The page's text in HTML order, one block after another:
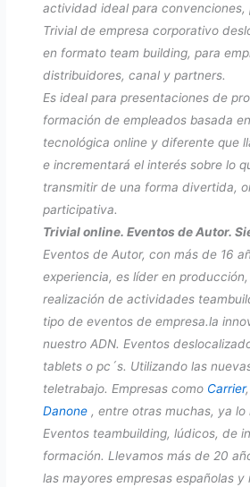
actividad ideal para convenciones,
Trivial de empresa corporativo
en formato team building, para
distribuidores, canal y partners.
Es ideal para presentaciones de
formación de empleados basada
tecnológica online y diferente que
e incrementará el interés sobre lo
transmitir de una forma divertida,
participativa.
Trivial online. Eventos de Autor.
Eventos de Autor, con más de 16
experiencia, es líder en
realización de actividades
tipo de eventos de empresa.la
nuestro ADN. Eventos
tablets o pc´s. Utilizando las
teletrabajo. Empresas como Carrier
Danone , entre otras muchas, ya lo
Eventos teambuilding, lúdicos, de
formación. Llevamos más de 20
las mayores empresas españolas